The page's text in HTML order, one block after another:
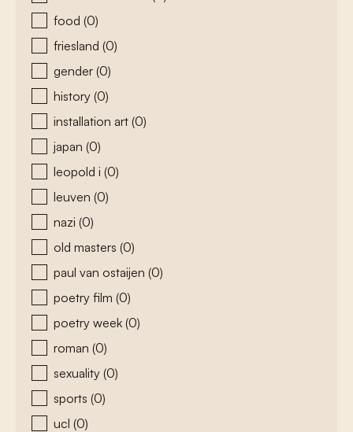
food (0)
friesland (0)
gender (0)
history (0)
installation art (0)
japan (0)
leopold i (0)
leuven (0)
nazi (0)
old masters (0)
paul van ostaijen (0)
poetry film (0)
poetry week (0)
roman (0)
sexuality (0)
sports (0)
ucl (0)